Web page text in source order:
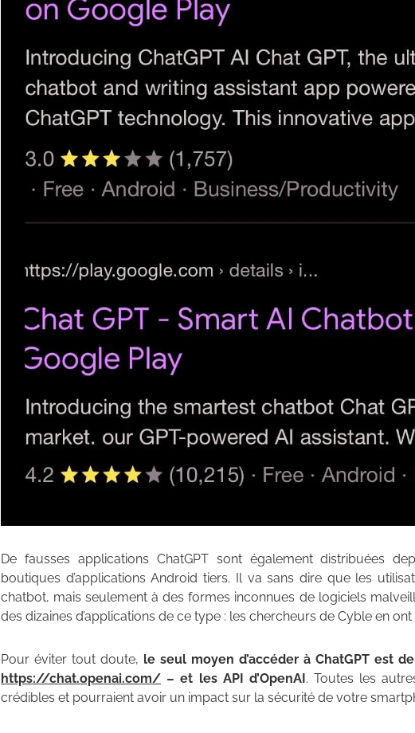
De fausses applications ChatGPT sont également distribuées
boutiques d’applications Android tiers. Il va sans dire que les
chatbot, mais seulement à des formes inconnues de logiciels
des dizaines d’applications de ce type : les chercheurs de Cyble en
Pour éviter tout doute, le seul moyen d’accéder à ChatGPT est
https://chat.openai.com/ – et les API d’OpenAI . Toutes les
crédibles et pourraient avoir un impact sur la sécurité de votre